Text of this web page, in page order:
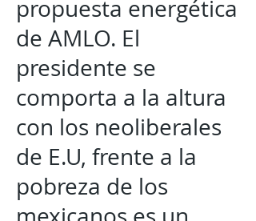
propuesta energética
de AMLO. El
presidente se
comporta a la altura
con los neoliberales
de E.U, frente a la
pobreza de los